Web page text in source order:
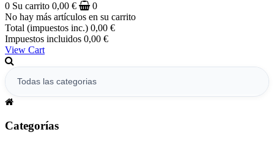
0 Su carrito 0,00 €
0
No hay más artículos en su carrito
Total (impuestos inc.) 0,00 €
Impuestos incluidos 0,00 €
View Cart
Categorías